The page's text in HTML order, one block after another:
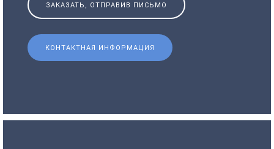
ЗАКАЗАТЬ, ОТПРАВИВ ПИСЬМО
КОНТАКТНАЯ ИНФОРМАЦИЯ